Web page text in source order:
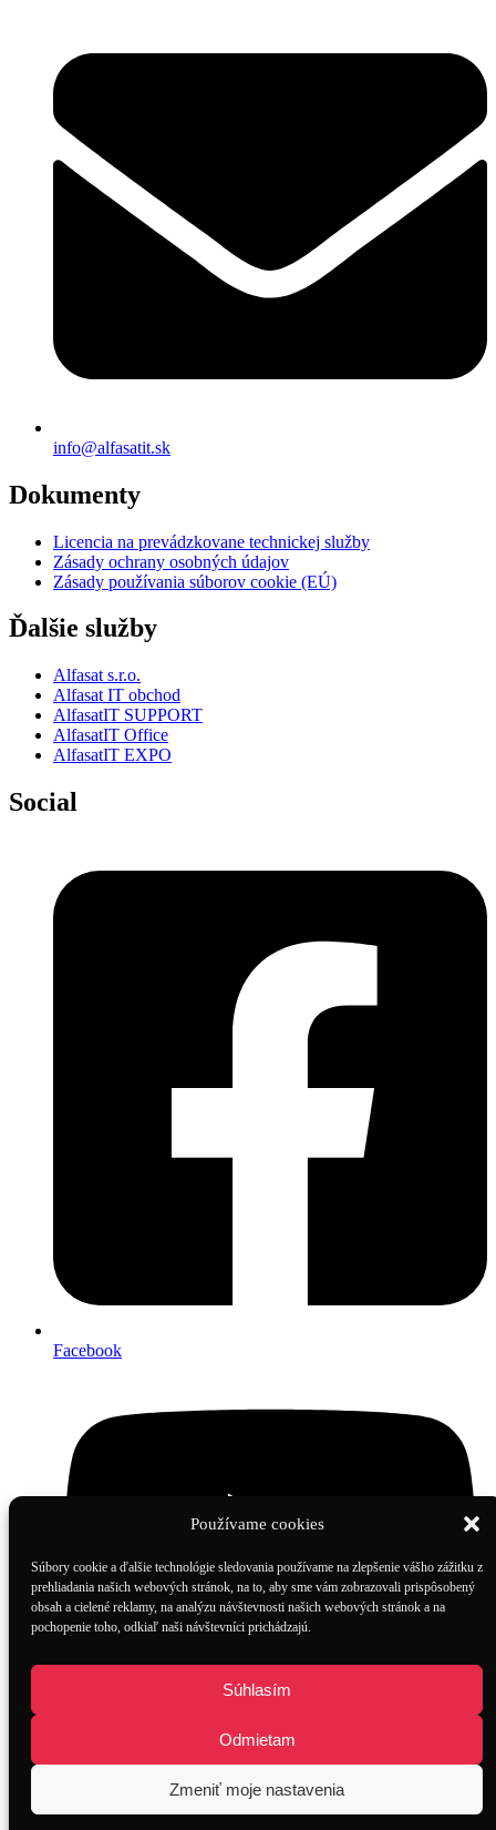
Používame cookies
Súbory cookie a ďalšie technológie sledovania používame na zlepšenie vášho zážitku z
prehliadania našich webových stránok, na to, aby sme vám zobrazovali prispôsobený
obsah a cielené reklamy, na analýzu návštevnosti našich webových stránok a na
pochopenie toho, odkiaľ naši návštevníci prichádzajú.
Súhlasím
Odmietam
Zmeniť moje nastavenia
info@alfasatit.sk
Dokumenty
Licencia na prevádzkovane technickej služby
Zásady ochrany osobných údajov
Zásady používania súborov cookie (EÚ)
Ďalšie služby
Alfasat s.r.o.
Alfasat IT obchod
AlfasatIT SUPPORT
AlfasatIT Office
AlfasatIT EXPO
Social
Facebook
Youtube
© 2020 ALL RIGHTS RESERVED BY